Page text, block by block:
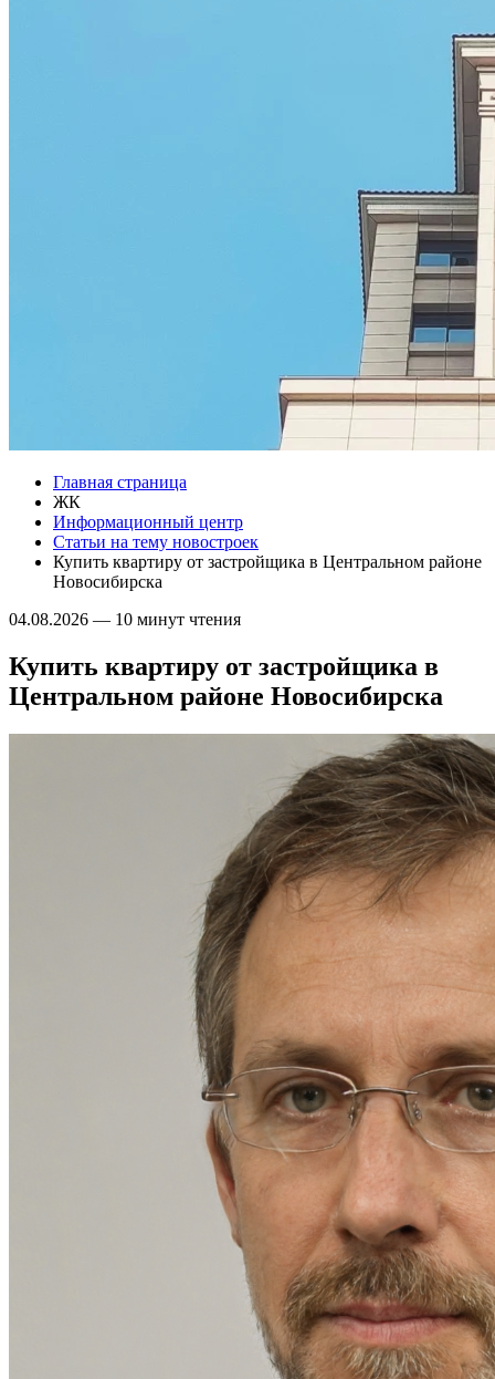
Главная страница
ЖК
Информационный центр
Статьи на тему новостроек
Купить квартиру от застройщика в Центральном районе
Новосибирска
04.08.2026 — 10 минут чтения
Купить квартиру от застройщика в
Центральном районе Новосибирска